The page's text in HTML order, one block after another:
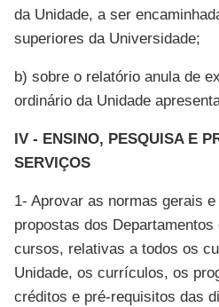
da Unidade, a ser
superiores da Universidade;
b) sobre o relatório anula de
ordinário da Unidade
IV - ENSINO, PESQUISA E
SERVIÇOS
1- Aprovar as normas gerais
propostas dos Departamentos
cursos, relativas a todos os
Unidade, os currículos, os
créditos e pré-requisitos das